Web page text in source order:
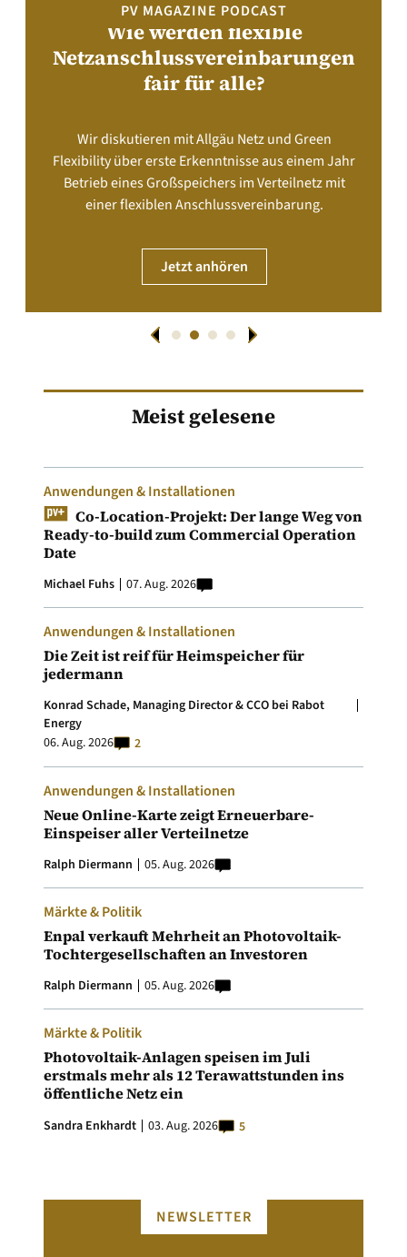
PV MAGAZINE PODCAST
Wie werden flexible
Netzanschlussvereinbarungen
fair für alle?
Wir diskutieren mit Allgäu Netz und Green
Flexibility über erste Erkenntnisse aus einem Jahr
Betrieb eines Großspeichers im Verteilnetz mit
einer flexiblen Anschlussvereinbarung.
Jetzt anhören
Meist gelesene
Anwendungen & Installationen
Co-Location-Projekt: Der lange Weg von
Ready-to-build zum Commercial Operation
Date
Michael Fuhs 07. Aug. 2026
Anwendungen & Installationen
Die Zeit ist reif für Heimspeicher für
jedermann
Konrad Schade, Managing Director & CCO bei Rabot
Energy
06. Aug. 2026
2
Anwendungen & Installationen
Neue Online-Karte zeigt Erneuerbare-
Einspeiser aller Verteilnetze
Ralph Diermann 05. Aug. 2026
Märkte & Politik
Enpal verkauft Mehrheit an Photovoltaik-
Tochtergesellschaften an Investoren
Ralph Diermann 05. Aug. 2026
Märkte & Politik
Photovoltaik-Anlagen speisen im Juli
erstmals mehr als 12 Terawattstunden ins
öffentliche Netz ein
Sandra Enkhardt 03. Aug. 2026 5
NEWSLETTER